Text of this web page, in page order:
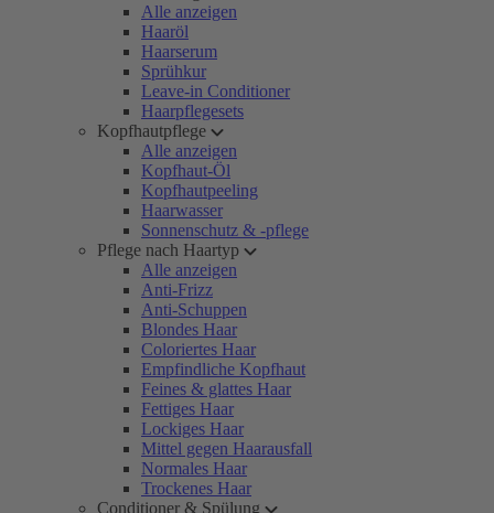
Alle anzeigen
Haaröl
Haarserum
Sprühkur
Leave-in Conditioner
Haarpflegesets
Kopfhautpflege
Alle anzeigen
Kopfhaut-Öl
Kopfhautpeeling
Haarwasser
Sonnenschutz & -pflege
Pflege nach Haartyp
Alle anzeigen
Anti-Frizz
Anti-Schuppen
Blondes Haar
Coloriertes Haar
Empfindliche Kopfhaut
Feines & glattes Haar
Fettiges Haar
Lockiges Haar
Mittel gegen Haarausfall
Normales Haar
Trockenes Haar
Conditioner & Spülung